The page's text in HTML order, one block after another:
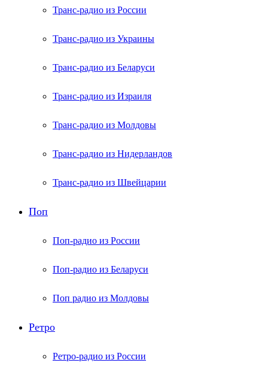
Транс-радио из России
Транс-радио из Украины
Транс-радио из Беларуси
Транс-радио из Израиля
Транс-радио из Молдовы
Транс-радио из Нидерландов
Транс-радио из Швейцарии
Поп
Поп-радио из России
Поп-радио из Беларуси
Поп радио из Молдовы
Ретро
Ретро-радио из России